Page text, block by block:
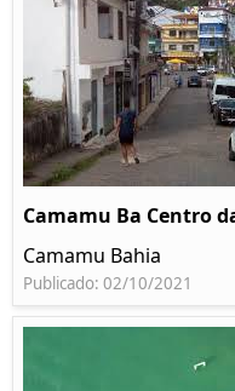
Camamu Ba Centro
Camamu Bahia
Publicado: 02/10/2021